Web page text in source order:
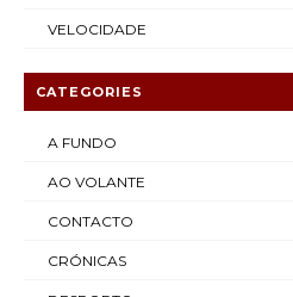
VELOCIDADE
CATEGORIES
A FUNDO
AO VOLANTE
CONTACTO
CRÓNICAS